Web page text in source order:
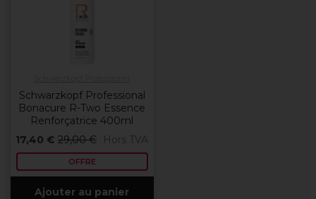
Schwarzkopf Professional
Bonacure R-Two Essence
Renforçatrice 400ml
17,40 € 29,00 € Hors TVA
OFFRE
Ajouter au panier